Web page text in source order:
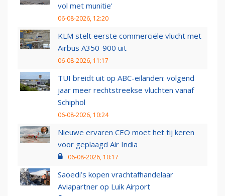
vol met munitie'
06-08-2026, 12:20
KLM stelt eerste commerciële vlucht met
Airbus A350-900 uit
06-08-2026, 11:17
TUI breidt uit op ABC-eilanden: volgend
jaar meer rechtstreekse vluchten vanaf
Schiphol
06-08-2026, 10:24
Nieuwe ervaren CEO moet het tij keren
voor geplaagd Air India
06-08-2026, 10:17
Saoedi’s kopen vrachtafhandelaar
Aviapartner op Luik Airport